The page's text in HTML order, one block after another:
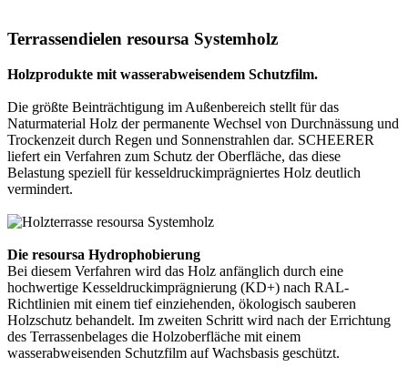
Terrassendielen resoursa Systemholz
Holzprodukte mit wasserabweisendem Schutzfilm.
Die größte Beinträchtigung im Außenbereich stellt für das
Naturmaterial Holz der permanente Wechsel von Durchnässung und
Trockenzeit durch Regen und Sonnenstrahlen dar. SCHEERER
liefert ein Verfahren zum Schutz der Oberfläche, das diese
Belastung speziell für kesseldruckimprägniertes Holz deutlich
vermindert.
Die resoursa Hydrophobierung
Bei diesem Verfahren wird das Holz anfänglich durch eine
hochwertige Kesseldruckimprägnierung (KD+) nach RAL-
Richtlinien mit einem tief einziehenden, ökologisch sauberen
Holzschutz behandelt. Im zweiten Schritt wird nach der Errichtung
des Terrassenbelages die Holzoberfläche mit einem
wasserabweisenden Schutzfilm auf Wachsbasis geschützt.